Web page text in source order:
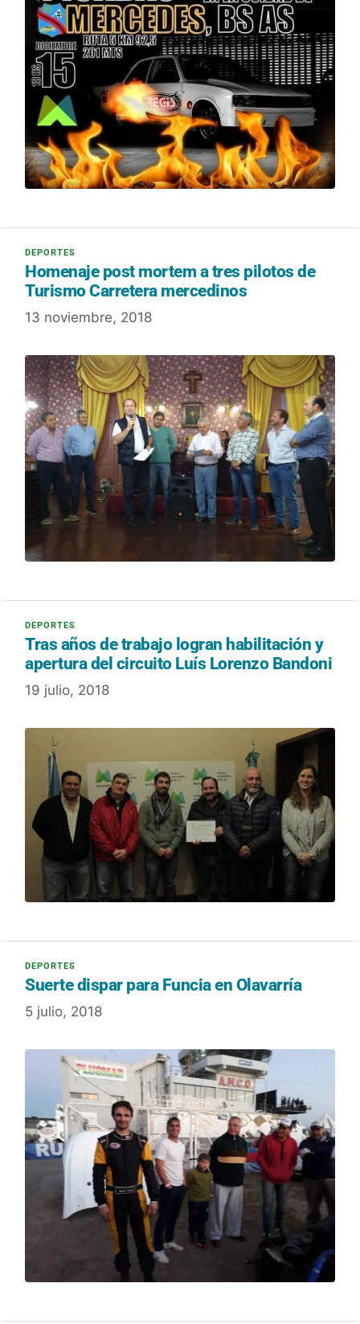
Homenaje post mortem a tres pilotos de
Turismo Carretera mercedinos
13 noviembre, 2018
Tras años de trabajo logran habilitación y
apertura del circuito Luís Lorenzo Bandoni
19 julio, 2018
Suerte dispar para Funcia en Olavarría
5 julio, 2018